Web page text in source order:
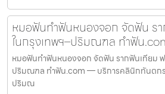
หมอฟันทำฟันหนองจอก จัดฟัน ร
ในกรุงเทพฯ–ปริมณฑล ทำฟัน
หมอฟันทำฟันหนองจอก จัดฟัน รากฟันเทียม
ปริมณฑล ทำฟัน.com — บริการคลินิกทันตกร
ปริมณ